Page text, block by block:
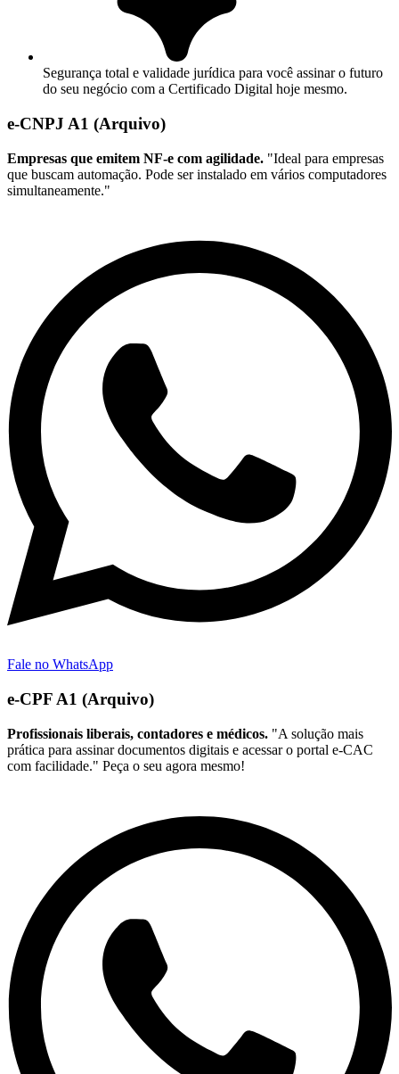
Segurança total e validade jurídica para você assinar o futuro
do seu negócio com a Certificado Digital hoje mesmo.
e-CNPJ A1 (Arquivo)
Empresas que emitem NF-e com agilidade. "Ideal para empresas
que buscam automação. Pode ser instalado em vários computadores
simultaneamente."
Fale no WhatsApp
e-CPF A1 (Arquivo)
Profissionais liberais, contadores e médicos. "A solução mais
prática para assinar documentos digitais e acessar o portal e-CAC
com facilidade." Peça o seu agora mesmo!